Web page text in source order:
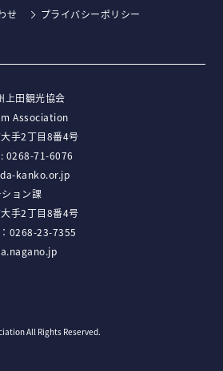
せ プライバシーポリシー
上⽥観光協会
Association
⼿2丁⽬8番4号
0268-71-6076
kanko.or.jp
ョン課
手2丁目8番4号
0268-23-7355
All Rights Reserved.